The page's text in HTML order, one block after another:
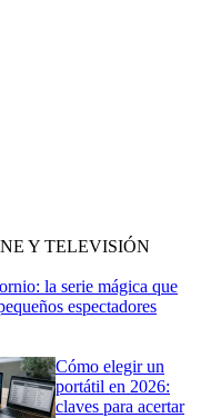
Y TELEVISIÓN
la serie mágica que
espectadores
Cómo elegir un
portátil en 2026:
claves para acertar